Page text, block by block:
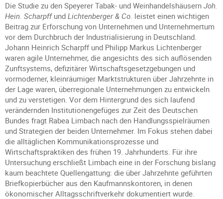
Die Studie zu den Speyerer Tabak- und Weinhandelshäusern Joh.
Hein. Scharpff und Lichtenberger & Co. leistet einen wichtigen
Beitrag zur Erforschung von Unternehmen und Unternehmertum
vor dem Durchbruch der Industrialisierung in Deutschland.
Johann Heinrich Scharpff und Philipp Markus Lichtenberger
waren agile Unternehmer, die angesichts des sich auflösenden
Zunftsystems, defizitärer Wirtschaftsgesetzgebungen und
vormoderner, kleinräumiger Marktstrukturen über Jahrzehnte in
der Lage waren, überregionale Unternehmungen zu entwickeln
und zu verstetigen. Vor dem Hintergrund des sich laufend
verändernden Institutionengefüges zur Zeit des Deutschen
Bundes fragt Rabea Limbach nach den Handlungsspielräumen
und Strategien der beiden Unternehmer. Im Fokus stehen dabei
die alltäglichen Kommunikationsprozesse und
Wirtschaftspraktiken des frühen 19. Jahrhunderts. Für ihre
Untersuchung erschließt Limbach eine in der Forschung bislang
kaum beachtete Quellengattung: die über Jahrzehnte geführten
Briefkopierbücher aus den Kaufmannskontoren, in denen
ökonomischer Alltagsschriftverkehr dokumentiert wurde.